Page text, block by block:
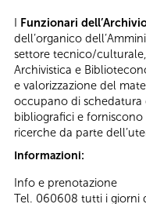
I Funzionari
dell’organico
settore tecnico/
Archivistica e
e valorizzazione del
occupano di schedatura
bibliografici e
ricerche da parte
Informazioni:
Info e prenotazione
Tel. 060608 tutti i giorni